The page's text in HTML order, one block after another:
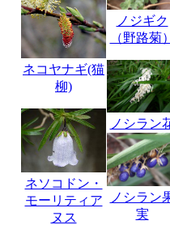
ネコヤナギ(猫
柳)
ネソコドン・
モーリティア
ヌス
ノジギク
（野路菊
ノシラン
ノシラン
実